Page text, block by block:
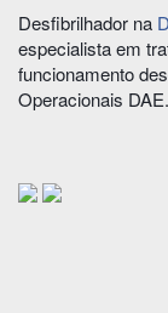
Desfibrilhador na
especialista em
funcionamento
Operacionais DAE.